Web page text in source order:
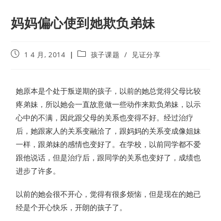
妈妈偏心使到她欺负弟妹
1 4 月, 2014 孩子课题 / 见证分享
她原本是个处于叛逆期的孩子，以前的她总觉得父母比较
疼弟妹，所以她会一直故意做一些动作来欺负弟妹，以示
心中的不满，因此跟父母的关系也变得不好。经过治疗
后，她跟家人的关系变融洽了，跟妈妈的关系变成像姐妹
一样，跟弟妹的感情也变好了。在学校，以前同学都不爱
跟他说话，但是治疗后，跟同学的关系也变好了，成绩也
进步了许多。
以前的她会很不开心，觉得有很多烦恼，但是现在的她已
经是个开心快乐，开朗的孩子了。